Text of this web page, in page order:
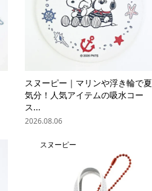
スヌーピー｜マリンや浮き輪で夏
気分！人気アイテムの吸水コー
ス...
2026.08.06
スヌーピー